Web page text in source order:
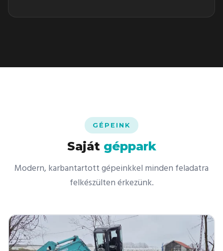
GÉPEINK
Saját géppark
Modern, karbantartott gépeinkkel minden feladatra
felkészülten érkezünk.